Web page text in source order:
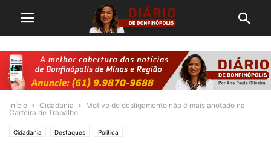
Início Cidadania
Motivo de desligamento não é mais anotado na
Carteira de Trabalho
Cidadania Destaques Política